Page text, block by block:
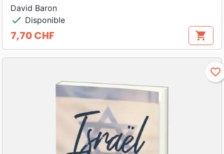
David Baron
check Disponible
Prix
7,70 CHF shopping_cart
favorite_border